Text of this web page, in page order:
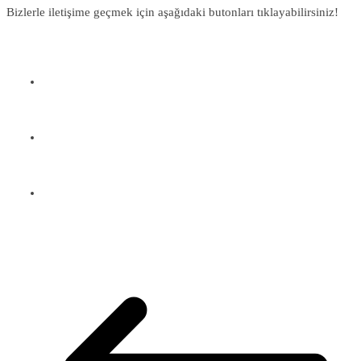
Bizlerle iletişime geçmek için aşağıdaki butonları tıklayabilirsiniz!